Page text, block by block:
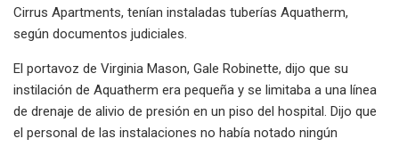
Cirrus Apartments, tenían instaladas tuberías Aquatherm,
según documentos judiciales.
El portavoz de Virginia Mason, Gale Robinette, dijo que su
instilación de Aquatherm era pequeña y se limitaba a una línea
de drenaje de alivio de presión en un piso del hospital. Dijo que
el personal de las instalaciones no había notado ningún